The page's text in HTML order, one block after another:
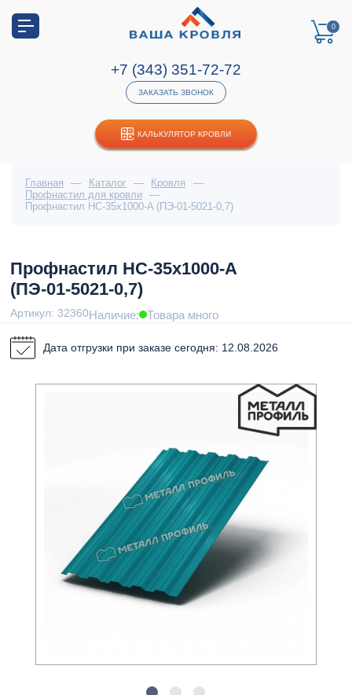
КАЛЬКУЛЯТОР КРОВЛИ
0
+7 (343) 351-72-72
ЗАКАЗАТЬ ЗВОНОК
Главная — Каталог — Кровля
—
Профнастил для кровли
—
Профнастил НС-35x1000-A (ПЭ-01-5021-0,7)
Профнастил НС-35x1000-A
(ПЭ-01-5021-0,7)
Артикул: 32360Наличие: Товара много
Дата отгрузки при заказе сегодня: 12.08.2026